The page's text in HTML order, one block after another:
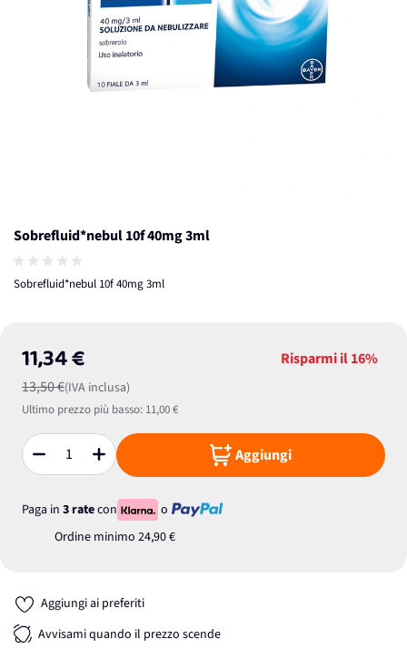
Sobrefluid*nebul 10f 40mg 3ml
Sobrefluid*nebul 10f 40mg 3ml
11,34 €
13,50 €(IVA inclusa)
Risparmi il16%
Ultimo prezzo più basso: 11,00 €
Quantità Aggiungi
Paga in 3 ratecon
o
Ordine minimo 24,90 €
Aggiungi ai preferiti
Avvisami quando il prezzo scende